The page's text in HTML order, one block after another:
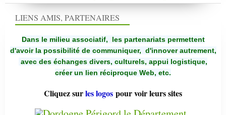
LIENS AMIS, PARTENAIRES
Dans le milieu associatif, les partenariats permettent
d'avoir la possibilité de communiquer, d'innover autrement,
avec des échanges divers, culturels, appui logistique,
créer un lien réciproque Web, etc.
Cliquez surles logos pour voir leurs sites